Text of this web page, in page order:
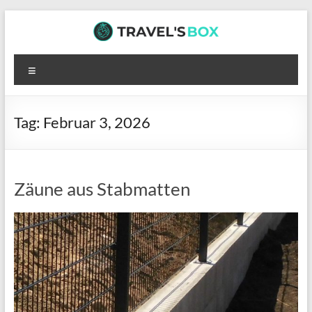
TRAVEL’S
BOX
wartet
dich
Tag: Februar 3, 2026
Zäune aus Stabmatten